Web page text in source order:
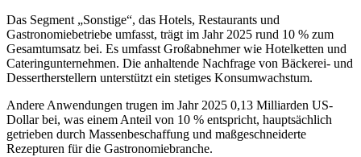
Das Segment „Sonstige“, das Hotels, Restaurants und
Gastronomiebetriebe umfasst, trägt im Jahr 2025 rund 10 % zum
Gesamtumsatz bei. Es umfasst Großabnehmer wie Hotelketten und
Cateringunternehmen. Die anhaltende Nachfrage von Bäckerei- und
Dessertherstellern unterstützt ein stetiges Konsumwachstum.
Andere Anwendungen trugen im Jahr 2025 0,13 Milliarden US-
Dollar bei, was einem Anteil von 10 % entspricht, hauptsächlich
getrieben durch Massenbeschaffung und maßgeschneiderte
Rezepturen für die Gastronomiebranche.